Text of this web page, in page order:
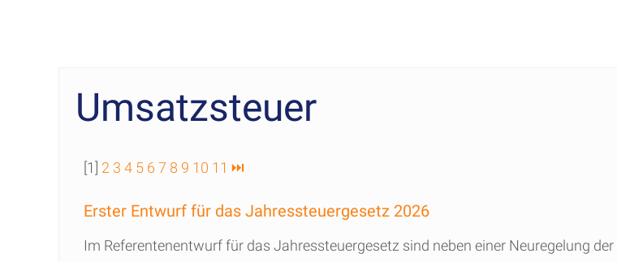
Umsatzsteuer
[1] 2 3 4 5 6 7 8 9 10 11 ⏭
Erster Entwurf für das Jahressteuergesetz 2026
Im Referentenentwurf für das Jahressteuergesetz sind neben einer Neuregelung